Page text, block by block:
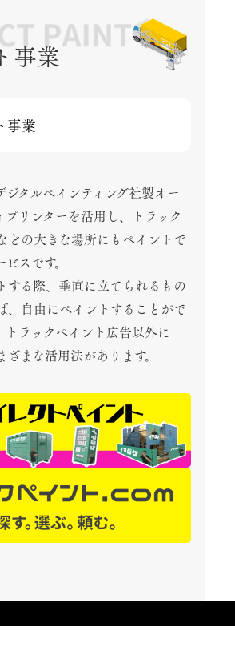
事業
事業
ジタルペインティング社製オー
プリンターを活用し、トラック
どの大きな場所にもペイントで
スです。
する際、垂直に立てられるもの
、自由にペイントすることがで
トラックペイント広告以外に
ざまな活用法があります。